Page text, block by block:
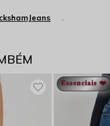
𝐄𝐬𝐬𝐞𝐧𝐜𝐢𝐚𝐢𝐬 ❤️